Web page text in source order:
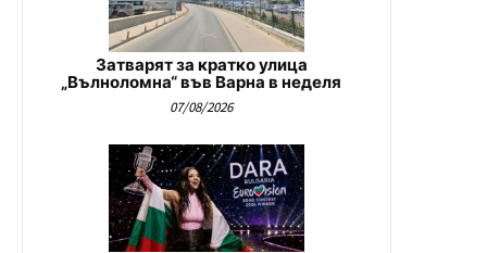
Затварят за кратко улица
„Вълноломна“ във Варна в неделя
07/08/2026